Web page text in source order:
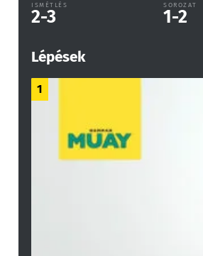
ISMÉTLÉS
2-3
SOROZAT
1-2
Lépések
1